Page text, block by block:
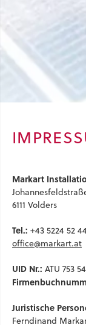
Markart
6111 Volders
Tel.: +43 5224 52
office@markart.at
UID Nr.: ATU 753
Juristische
Ferndinand